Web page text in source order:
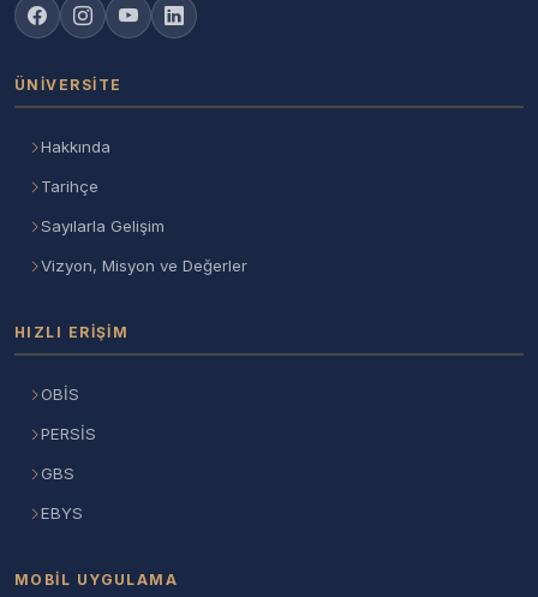
ÜNIVERSITE
Hakkında
Tarihçe
Sayılarla Gelişim
Vizyon, Misyon ve Değerler
HIZLI ERIŞIM
OBİS
PERSİS
GBS
EBYS
MOBIL UYGULAMA